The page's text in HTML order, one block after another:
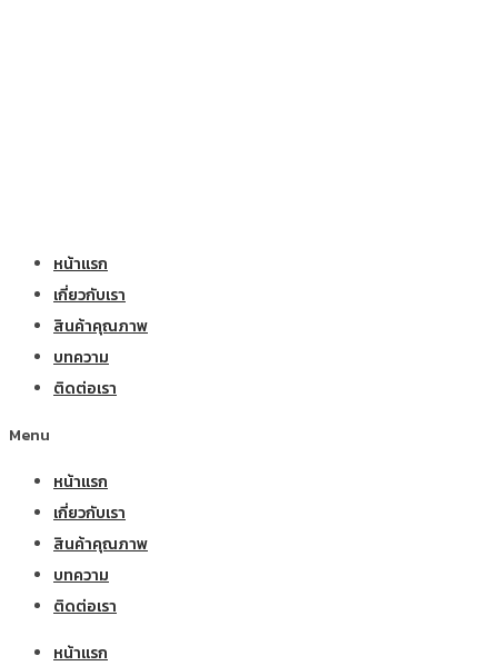
หน้าแรก
เกี่ยวกับเรา
สินค้าคุณภาพ
บทความ
ติดต่อเรา
Menu
หน้าแรก
เกี่ยวกับเรา
สินค้าคุณภาพ
บทความ
ติดต่อเรา
หน้าแรก